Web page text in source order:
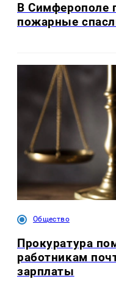
В Симферополе
пожарные
Общество
Прокуратура
работникам
зарплаты